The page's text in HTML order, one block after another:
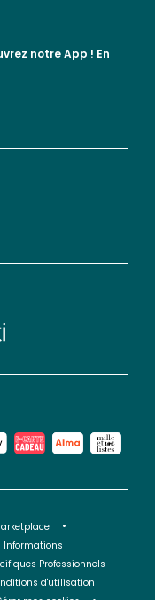
notre App ! En
Informations
Professionnels
d'utilisation